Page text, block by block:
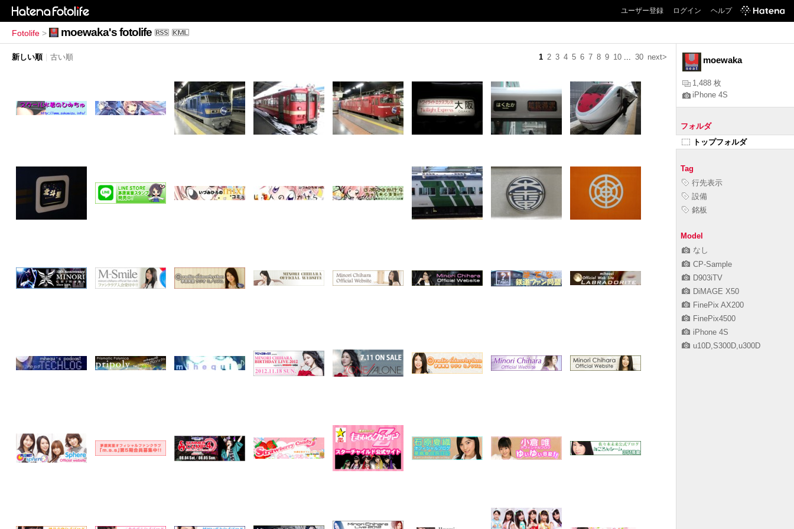
ユーザー登録 ログイン ヘルプ
Fotolife > moewaka's fotolife
1 2 3 4 5 6 7 8 9 10 ... 30 next>
新しい順 古い順 moewaka
1,488 枚
iPhone 4S
フォルダ
トップフォルダ
Tag
行先表示
設備
銘板
Model
なし
CP-Sample
D903iTV
DiMAGE X50
FinePix AX200
FinePix4500
iPhone 4S
u10D,S300D,u300D